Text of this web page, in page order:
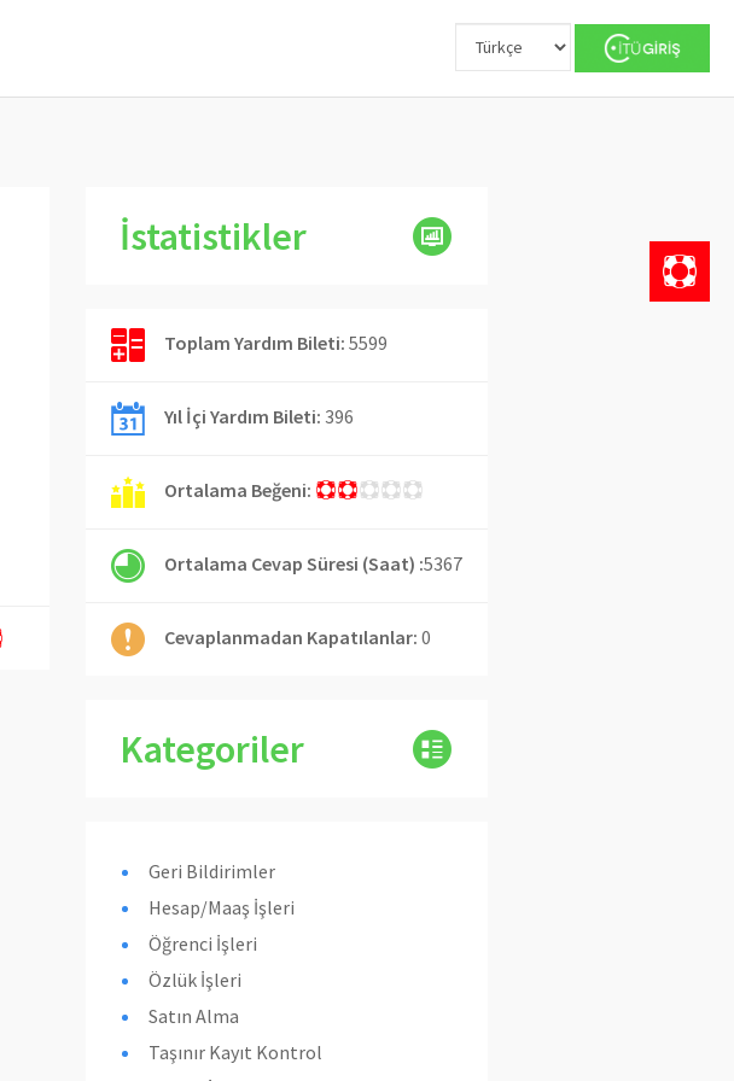
İstatistikler
Toplam Yardım Bileti: 5599
Yıl İçi Yardım Bileti: 396
Ortalama Beğeni:
Ortalama Cevap Süresi (Saat) :5367
Cevaplanmadan Kapatılanlar: 0
Kategoriler
Geri Bildirimler
Hesap/Maaş İşleri
Öğrenci İşleri
Özlük İşleri
Satın Alma
Taşınır Kayıt Kontrol